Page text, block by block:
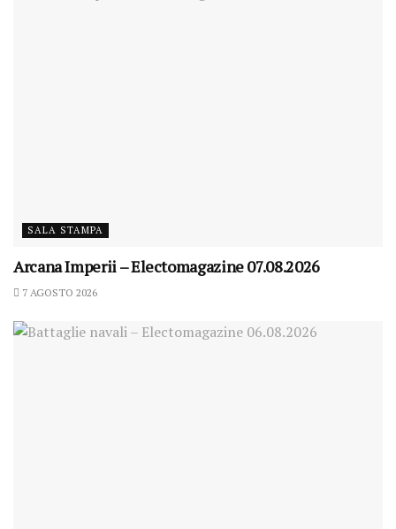
SALA STAMPA
Arcana Imperii – Electomagazine 07.08.2026
7 AGOSTO 2026